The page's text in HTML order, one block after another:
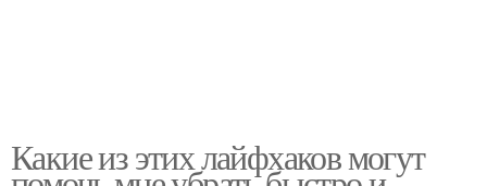
Какие из этих лайфхаков могут